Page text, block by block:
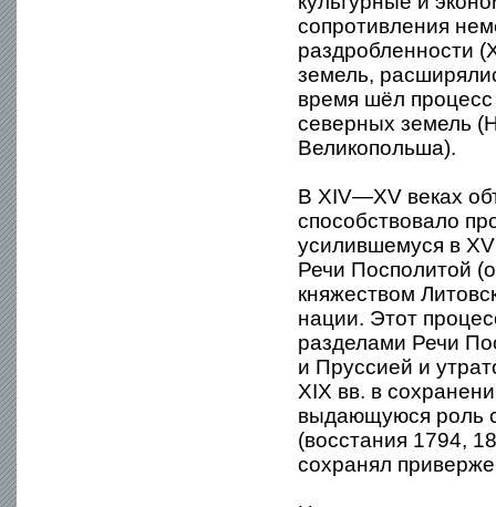
сопротивления
раздробленности
земель,
время шёл
северных земель
Великопольша).
В XIV—XV веках
способствовало
усилившемуся в
Речи Посполитой
княжеством
нации. Этот
разделами Речи
и Пруссией и
XIX вв. в
выдающуюся роль
(восстания 1794,
сохранял